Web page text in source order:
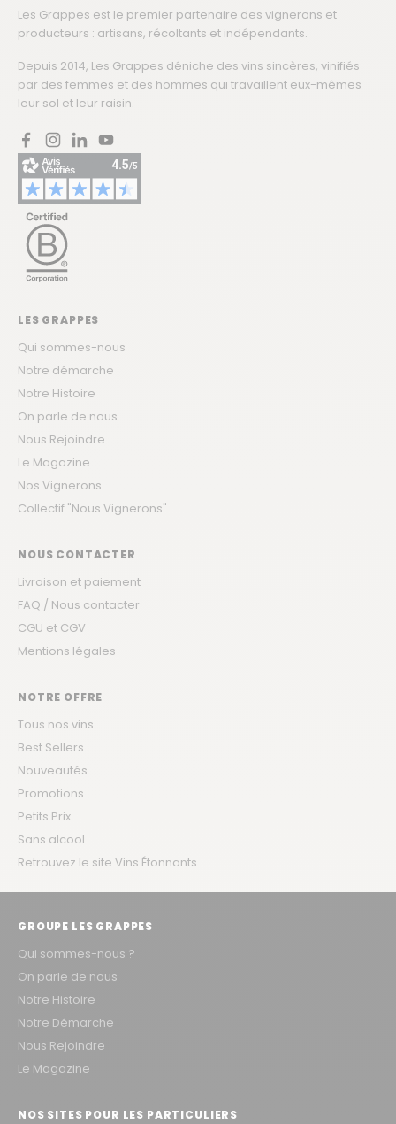
Les Grappes est le premier partenaire des vignerons et
producteurs : artisans, récoltants et indépendants.
Depuis 2014, Les Grappes déniche des vins sincères, vinifiés
par des femmes et des hommes qui travaillent eux-mêmes
leur sol et leur raisin.
FacebookInstagram
LinkedInYouTube
LES GRAPPES
Qui sommes-nous
Notre démarche
Notre Histoire
On parle de nous
Nous Rejoindre
Le Magazine
Nos Vignerons
Collectif "Nous Vignerons"
NOUS CONTACTER
Livraison et paiement
FAQ / Nous contacter
CGU et CGV
Mentions légales
NOTRE OFFRE
Tous nos vins
Best Sellers
Nouveautés
Promotions
Petits Prix
Sans alcool
Retrouvez le site Vins Étonnants
GROUPE LES GRAPPES
Qui sommes-nous ?
On parle de nous
Notre Histoire
Notre Démarche
Nous Rejoindre
Le Magazine
NOS SITES POUR LES PARTICULIERS